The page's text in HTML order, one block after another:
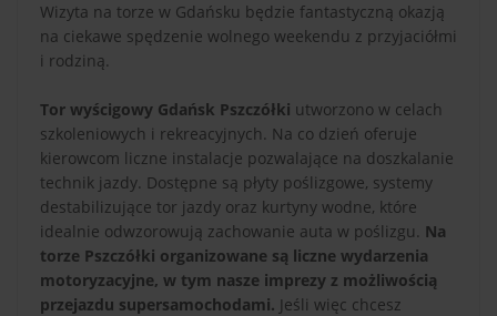
Wizyta na torze w Gdańsku będzie fantastyczną okazją
na ciekawe spędzenie wolnego weekendu z przyjaciółmi
i rodziną.
Tor wyścigowy Gdańsk Pszczółki utworzono w celach
szkoleniowych i rekreacyjnych. Na co dzień oferuje
kierowcom liczne instalacje pozwalające na doszkalanie
technik jazdy. Dostępne są płyty poślizgowe, systemy
destabilizujące tor jazdy oraz kurtyny wodne, które
idealnie odwzorowują zachowanie auta w poślizgu. Na
torze Pszczółki organizowane są liczne wydarzenia
motoryzacyjne, w tym nasze imprezy z możliwością
przejazdu supersamochodami. Jeśli więc chcesz